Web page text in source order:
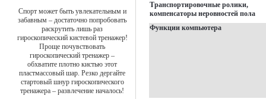
Спорт может быть увлекательным и
забавным – достаточно попробовать
раскрутить лишь раз
гироскопический кистевой тренажер!
Проще почувствовать
гироскопический тренажер –
обхватите плотно кистью этот
пластмассовый шар. Резко дергайте
стартовый шнур гироскопического
тренажера – развлечение началось!
Транспортировочные ролики,
компенсаторы неровностей пола
Функции компьютера